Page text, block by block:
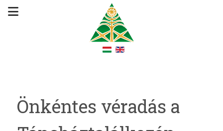
Önkéntes véradás a